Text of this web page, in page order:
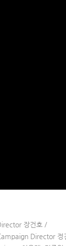
장건호 /
Director 정